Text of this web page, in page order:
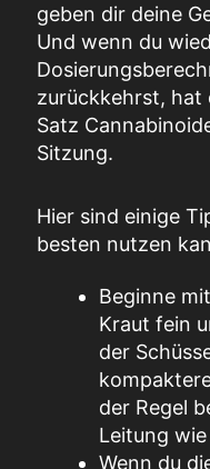
geben dir deine
Und wenn du
zurückkehrst, hat
Satz
Sitzung.
Hier sind einige
besten nutzen
Beginne mit
Kraut fein
der
der Regel
Leitung
Wenn du